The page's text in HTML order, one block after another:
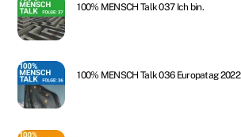
100% MENSCH Talk 037 Ich bin.
100% MENSCH Talk 036 Europatag 2022